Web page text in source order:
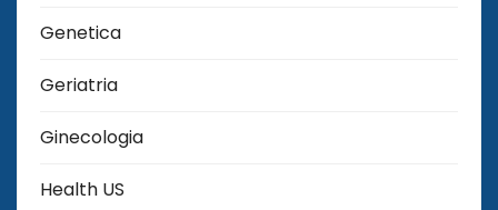
Genetica
Geriatria
Ginecologia
Health US